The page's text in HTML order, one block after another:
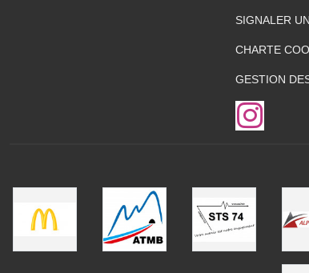
SIGNALER
CHARTE
GESTION